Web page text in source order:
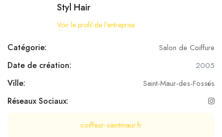
Styl Hair
Voir le profil de l'entreprise
Catégorie: Salon de Coiffure
Date de création: 2005
Ville: Saint-Maur-des-Fossés
Réseaux Sociaux:
coiffeur-saintmaur.fr